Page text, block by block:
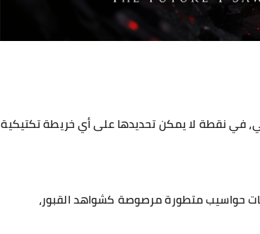
في نقطة لا يمكن تحديدها على أي خريطة تكتيكية
حواسيب متطورة مرصوصة كشواهد القبور،